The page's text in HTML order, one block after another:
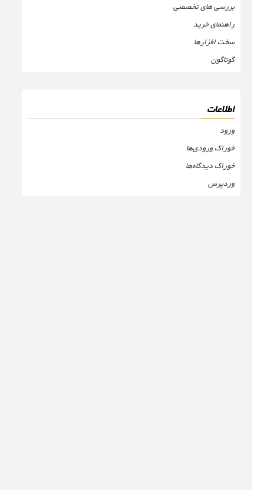
بررسی های تخصصی
راهنمای خرید
سخت افزارها
گوناگون
اطلاعات
ورود
خوراک ورودی‌ها
خوراک دیدگاه‌ها
وردپرس